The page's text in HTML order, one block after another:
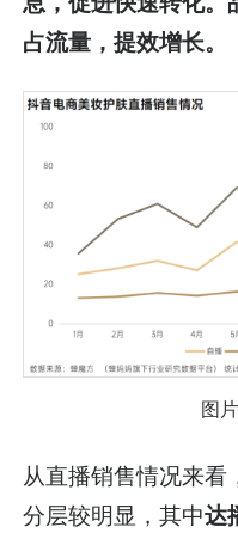
占流量，提效增长。
图
从直播销售情况来
分层较明显，其中达